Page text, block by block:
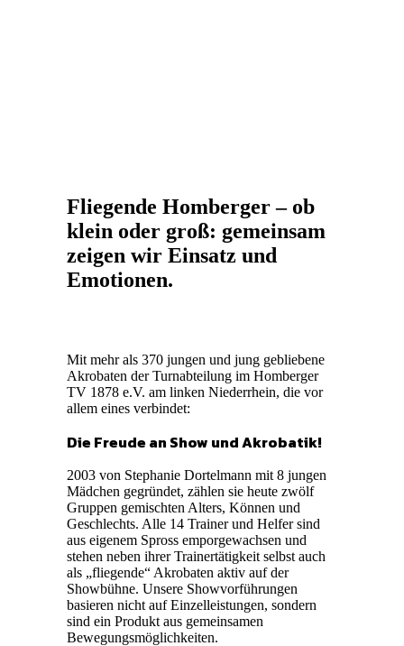
Fliegende Homberger – ob
klein oder groß: gemeinsam
zeigen wir Einsatz und
Emotionen.
Mit mehr als 370 jungen und jung gebliebene
Akrobaten der Turnabteilung im Homberger
TV 1878 e.V. am linken Niederrhein, die vor
allem eines verbindet:
Die Freude an Show und Akrobatik!
2003 von Stephanie Dortelmann mit 8 jungen
Mädchen gegründet, zählen sie heute zwölf
Gruppen gemischten Alters, Können und
Geschlechts. Alle 14 Trainer und Helfer sind
aus eigenem Spross emporgewachsen und
stehen neben ihrer Trainertätigkeit selbst auch
als „fliegende“ Akrobaten aktiv auf der
Showbühne. Unsere Showvorführungen
basieren nicht auf Einzelleistungen, sondern
sind ein Produkt aus gemeinsamen
Bewegungsmöglichkeiten.